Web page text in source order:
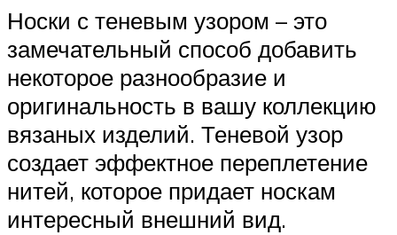
Носки с теневым узором – это
замечательный способ добавить
некоторое разнообразие и
оригинальность в вашу коллекцию
вязаных изделий. Теневой узор
создает эффектное переплетение
нитей, которое придает носкам
интересный внешний вид.